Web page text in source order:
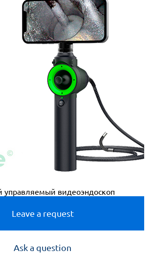
видеоэндоскоп
Leave a request
Ask a question